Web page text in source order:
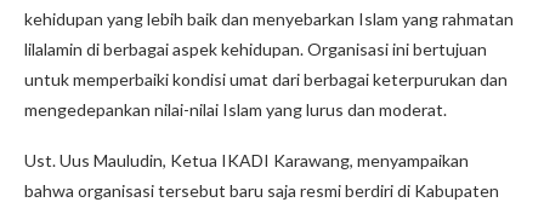
kehidupan yang lebih baik dan menyebarkan Islam yang rahmatan
lilalamin di berbagai aspek kehidupan. Organisasi ini bertujuan
untuk memperbaiki kondisi umat dari berbagai keterpurukan dan
mengedepankan nilai-nilai Islam yang lurus dan moderat.
Ust. Uus Mauludin, Ketua IKADI Karawang, menyampaikan
bahwa organisasi tersebut baru saja resmi berdiri di Kabupaten